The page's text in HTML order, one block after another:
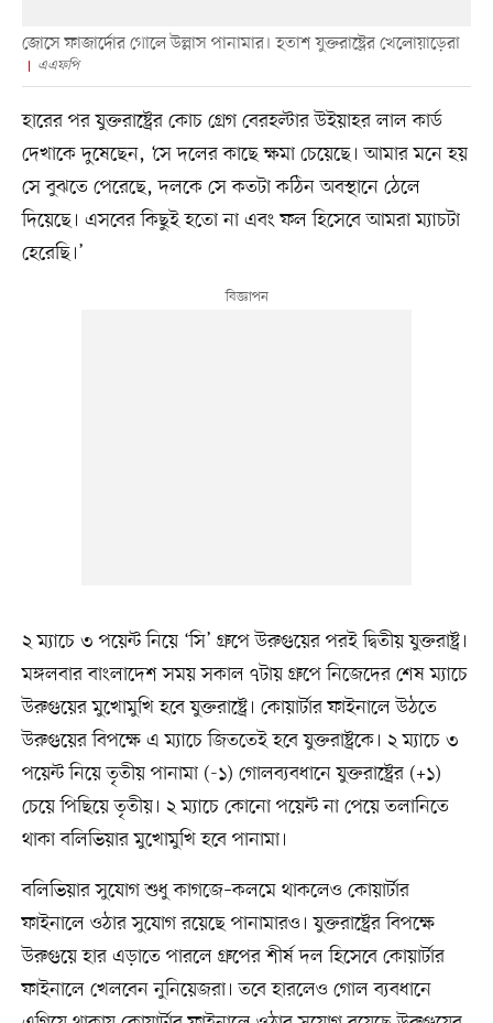
জোসে ফাজার্দোর গোলে উল্লাস পানামার। হতাশ যুক্তরাষ্ট্রের খেলোয়াড়েরা
এএফপি
হারের পর যুক্তরাষ্ট্রের কোচ গ্রেগ বেরহল্টার উইয়াহর লাল কার্ড
দেখাকে দুষেছেন, ‘সে দলের কাছে ক্ষমা চেয়েছে। আমার মনে হয়
সে বুঝতে পেরেছে, দলকে সে কতটা কঠিন অবস্থানে ঠেলে
দিয়েছে। এসবের কিছুই হতো না এবং ফল হিসেবে আমরা ম্যাচটা
হেরেছি।’
২ ম্যাচে ৩ পয়েন্ট নিয়ে ‘সি’ গ্রুপে উরুগুয়ের পরই দ্বিতীয় যুক্তরাষ্ট্র।
মঙ্গলবার বাংলাদেশ সময় সকাল ৭টায় গ্রুপে নিজেদের শেষ ম্যাচে
উরুগুয়ের মুখোমুখি হবে যুক্তরাষ্ট্রে। কোয়ার্টার ফাইনালে উঠতে
উরুগুয়ের বিপক্ষে এ ম্যাচে জিততেই হবে যুক্তরাষ্ট্রকে। ২ ম্যাচে ৩
পয়েন্ট নিয়ে তৃতীয় পানামা (-১) গোলব্যবধানে যুক্তরাষ্ট্রের (‍+১)
চেয়ে পিছিয়ে তৃতীয়। ২ ম্যাচে কোনো পয়েন্ট না পেয়ে তলানিতে
থাকা বলিভিয়ার মুখোমুখি হবে পানামা।
বলিভিয়ার সুযোগ শুধু কাগজে–কলমে থাকলেও কোয়ার্টার
ফাইনালে ওঠার সুযোগ রয়েছে পানামারও। যুক্তরাষ্ট্রের বিপক্ষে
উরুগুয়ে হার এড়াতে পারলে গ্রুপের শীর্ষ দল হিসেবে কোয়ার্টার
ফাইনালে খেলবেন নুনিয়েজরা। তবে হারলেও গোল ব্যবধানে